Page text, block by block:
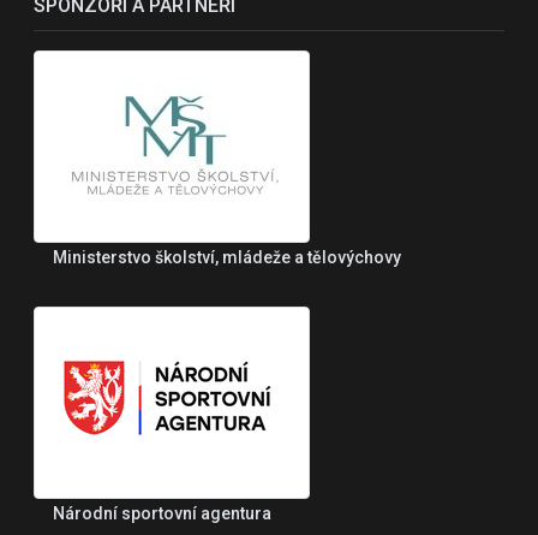
SPONZOŘI A PARTNEŘI
Ministerstvo školství, mládeže a tělovýchovy
Národní sportovní agentura